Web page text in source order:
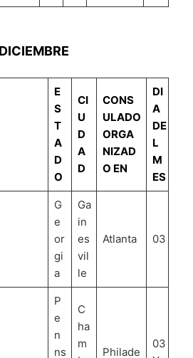
DICIEMBRE
E
S
T
A
D
O
CI
U
D
A
D
CONS
ULADO
ORGA
NIZAD
O EN
DI
A
DE
L
M
ES
G
e
or
gi
a
Ga
in
es
vil
le
Atlanta 03
P
e
n
ns
C
ha
m
Philade
03